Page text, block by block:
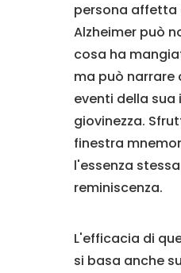
persona
Alzheimer può
cosa ha
ma può narrare
eventi della sua
giovinezza.
finestra
l'essenza
reminiscenza.
L'efficacia di
si basa anche